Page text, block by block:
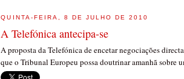
QUINTA-FEIRA, 8 DE JULHO DE 2010
A Telefónica antecipa-se
A proposta da Telefónica de encetar negociações
que o Tribunal Europeu possa doutrinar amanhã sobre